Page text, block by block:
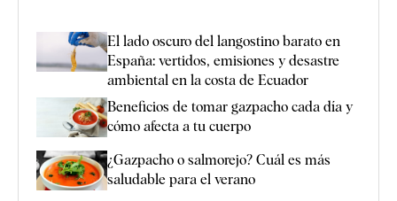
El lado oscuro del langostino barato en
España: vertidos, emisiones y desastre
ambiental en la costa de Ecuador
Beneficios de tomar gazpacho cada día y
cómo afecta a tu cuerpo
¿Gazpacho o salmorejo? Cuál es más
saludable para el verano